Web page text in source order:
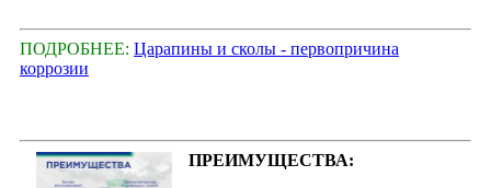
ПОДРОБНЕЕ: Царапины и сколы - первопричина
коррозии
ПРЕИМУЩЕСТВА: